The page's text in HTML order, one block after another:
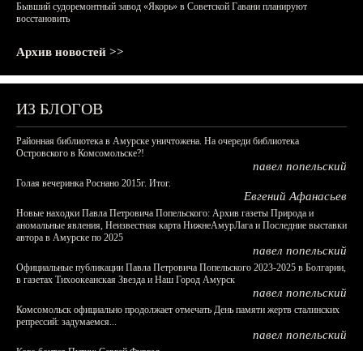
Бывший судоремонтный завод «Якорь» в Советской Гавани планируют
восстановить
Архив новостей >>
ИЗ БЛОГОВ
Районная библиотека в Амурске уничтожена. На очереди библиотека
Островского в Комсомольске?!
павел попельский
Голая вечеринка Роснано 2015г. Итог.
Евгений Афанасьев
Новые находки Павла Петровича Попельского: Архив газеты Природа и
аномальные явления, Неизвестная карта НижнеАмурЛага и Последние выставки
автора в Амурске по 2025
павел попельский
Официальные публикации Павла Петровича Попельского 2023-2025 в Болгарии,
в газетах Тихоокеанская Звезда и Наш Город Амурск
павел попельский
Комсомольск официально продолжает отмечать День памяти жертв сталинских
репрессий: задумаемся...
павел попельский